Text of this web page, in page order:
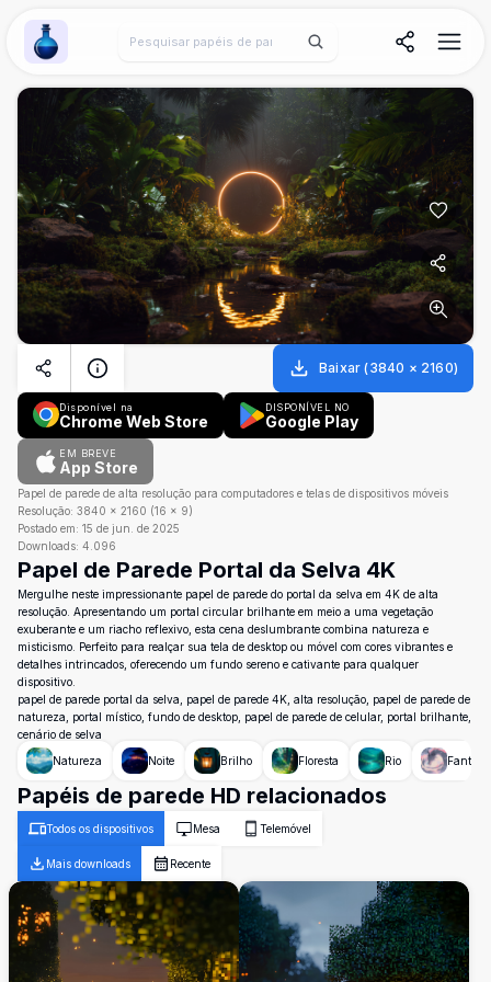
Wallpaper Alchemy
Baixar (3840 × 2160)
Disponível na
Chrome Web Store
DISPONÍVEL NO
Google Play
EM BREVE
App Store
Papel de parede de alta resolução para computadores e telas de dispositivos móveis
Resolução: 3840 × 2160 (16 × 9)
Postado em: 15 de jun. de 2025
Downloads: 4.096
Papel de Parede Portal da Selva 4K
Mergulhe neste impressionante papel de parede do portal da selva em 4K de alta
resolução. Apresentando um portal circular brilhante em meio a uma vegetação
exuberante e um riacho reflexivo, esta cena deslumbrante combina natureza e
misticismo. Perfeito para realçar sua tela de desktop ou móvel com cores vibrantes e
detalhes intrincados, oferecendo um fundo sereno e cativante para qualquer
dispositivo.
papel de parede portal da selva, papel de parede 4K, alta resolução, papel de parede de
natureza, portal místico, fundo de desktop, papel de parede de celular, portal brilhante,
cenário de selva
Natureza
Noite Brilho Floresta Rio
Papéis de parede HD relacionados
Todos os dispositivos Mesa Telemóvel
Mais downloads Recente